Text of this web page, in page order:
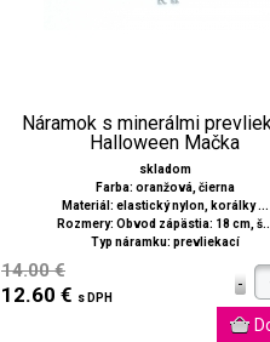
Náramok s minerálmi
Halloween Mačka
skladom
Farba: oranžová, čierna
Materiál: elastický nylon, korálky ...
Rozmery: Obvod zápästia: 18 cm,
Typ náramku: prevliekací
14.00 €
12.60 € s DPH